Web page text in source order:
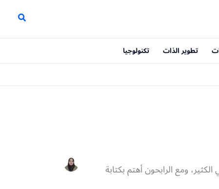
تطوير الذات تكنولوجيا
ومع الرابحون أهتم بكتابة